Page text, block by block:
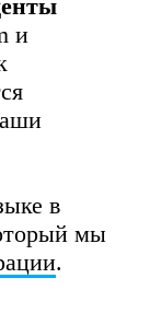
и
в
мы
.